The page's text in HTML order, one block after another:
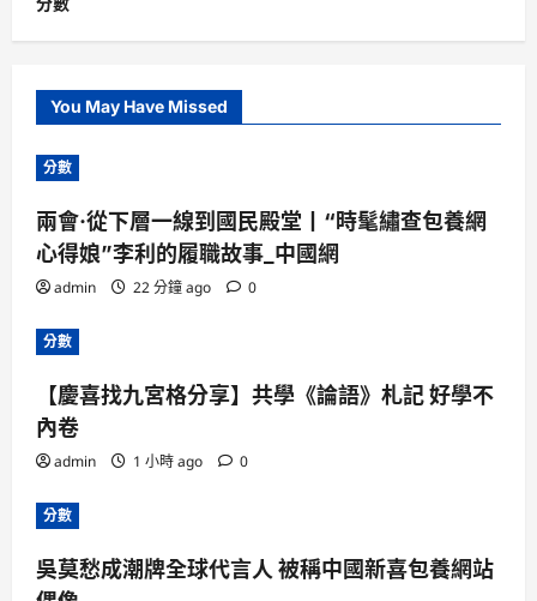
You May Have Missed
分數
兩會·從下層一線到國民殿堂丨“時髦繡查包養網
心得娘”李利的履職故事_中國網
admin 22 分鐘 ago 0
分數
【慶喜找九宮格分享】共學《論語》札記 好學不
內卷
admin 1 小時 ago 0
分數
吳莫愁成潮牌全球代言人 被稱中國新喜包養網站